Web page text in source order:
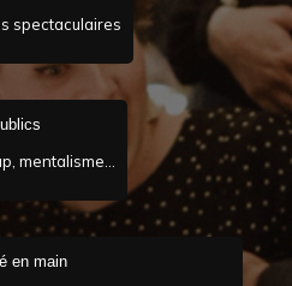
spectaculaires
mentalisme…
en main